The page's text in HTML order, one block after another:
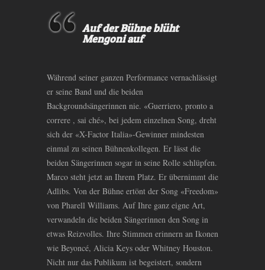
Auf der Bühne blüht
Mengoni auf
Während seiner ganzen Performance vernachlässigt
er seine Band und die beiden
Backgroundsängerinnen nie. «Guerriero, pronto a
correre , sai ché», bei jedem einzelnen Song, dreht
sich der «X-Factor Italia»-Gewinner mindesten
einmal zu seinen Bühnenkollegen. Er lässt die
beiden Sängerinnen sogar in seine Rolle schlüpfen.
Marco steht jetzt an Ihrem Platz. Er übernimmt die
Adlibs. Von der Bühne ertönt der Song «Freedom»
von Pharell Williams. Auf Ihre ganz eigne Art,
verwandeln die beiden Sängerinnen den Song in
etwas Reizvolles. Ihre Stimmen erinnern an Ikonen
wie Beyoncé, Alicia Keys oder Whitney Houston.
Nicht nur das Publikum ist begeistert, sondern